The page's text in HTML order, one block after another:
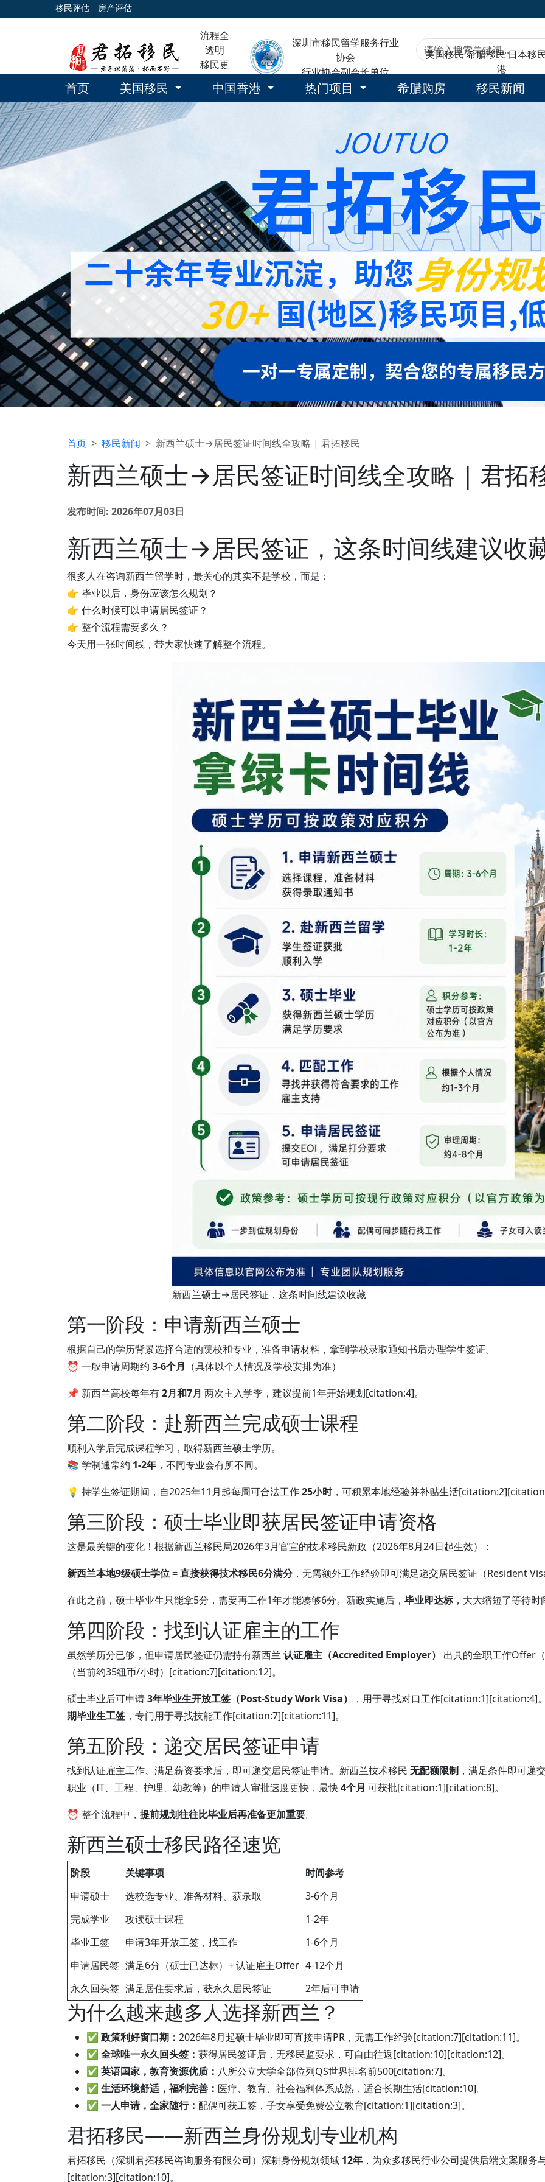
移民评估 房产评估
流程全
透明
移民更
放心
深圳市移民留学服务行业
协会
行业协会副会长单位
美国移民希腊移民日本移
港
首页 美国移民 中国香港 热门项目 希腊购房 移民新闻
首页 移民新闻 新西兰硕士→居民签证时间线全攻略 | 君拓移民
新西兰硕士→居民签证时间线全攻略 | 君拓
发布时间: 2026年07月03日
新西兰硕士→居民签证，这条时间线建议收
很多人在咨询新西兰留学时，最关心的其实不是学校，而是：
👉 毕业以后，身份应该怎么规划？
👉 什么时候可以申请居民签证？
👉 整个流程需要多久？
今天用一张时间线，带大家快速了解整个流程。
新西兰硕士→居民签证，这条时间线建议收藏
第一阶段：申请新西兰硕士
根据自己的学历背景选择合适的院校和专业，准备申请材料，拿到学校录取通知书后办理学生签证。
⏰ 一般申请周期约 3-6个月 （具体以个人情况及学校安排为准）
📌 新西兰高校每年有2月和7月 两次主入学季，建议提前1年开始规划[citation:4]。
第二阶段：赴新西兰完成硕士课程
顺利入学后完成课程学习，取得新西兰硕士学历。
📚 学制通常约 1-2年 ，不同专业会有所不同。
💡 持学生签证期间，自2025年11月起每周可合法工作25小时，可积累本地经验并补贴生活
第三阶段：硕士毕业即获居民签证申请资格
这是最关键的变化！根据新西兰移民局2026年3月官宣的技术移民新政（2026年8月24日起生效）：
新西兰本地9级硕士学位 = 直接获得技术移民6分满分，无需额外工作经验即可满足递交居民签证（Resident
在此之前，硕士毕业生只能拿5分，需要再工作1年才能凑够6分。新政实施后， 毕业即达标，大大缩短了等待
第四阶段：找到认证雇主的工作
虽然学历分已够，但申请居民签证仍需持有新西兰 认证雇主（Accredited Employer）
出具的全职工作Offer
（当前约35纽币/小时）[citation:7][citation:12]。
硕士毕业后可申请3年毕业生开放工签（Post-Study Work Visa）
，用于寻找对口工作[citation:1][citation:4]
期毕业生工签 ，专门用于寻找技能工作[citation:7][citation:11]。
第五阶段：递交居民签证申请
找到认证雇主工作、满足薪资要求后，即可递交居民签证申请。新西兰技术移民 无配额限制 ，满足条件即可
职业（IT、工程、护理、幼教等）的申请人审批速度更快，最快4个月 可获批[citation:1][citation:8]。
⏰ 整个流程中， 提前规划往往比毕业后再准备更加重要。
新西兰硕士移民路径速览
阶段 关键事项
时间参考
申请硕士
选校选专业、准备材料、获录取
3-6个月
完成学业
攻读硕士课程
1-2年
毕业工签
申请3年开放工签，找工作
1-6个月
申请居民签 满足6分（硕士已达标）+ 认证雇主Offer 4-12个月
永久回头签 满足居住要求后，获永久居民签证 2年后可申请
为什么越来越多人选择新西兰？
✅ 政策利好窗口期： 2026年8月起硕士毕业即可直接申请PR，无需工作经验[citation:7][citation:11]。
✅ 全球唯一永久回头签： 获得居民签证后，无移民监要求，可自由往返[citation:10][citation:12]。
✅ 英语国家，教育资源优质： 八所公立大学全部位列QS世界排名前500[citation:7]。
✅ 生活环境舒适，福利完善： 医疗、教育、社会福利体系成熟，适合长期生活[citation:10]。
✅ 一人申请，全家随行： 配偶可获工签，子女享受免费公立教育[citation:1][citation:3]。
君拓移民——新西兰身份规划专业机构
君拓移民（深圳君拓移民咨询服务有限公司）深耕身份规划领域 12年 ，为众多移民行业公司提供后端文案服
[citation:3][citation:10]。